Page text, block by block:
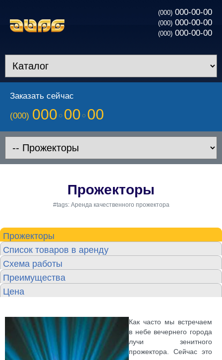
(000) 000-00-00
(000) 000-00-00
(000) 000-00-00
Заказать сейчас
(000) 000 00 00
Прожекторы
#tags: Аренда качественного прожектора
Прожекторы
Список товаров в аренду
Схема работы
Преимущества
Цена
Как часто мы встречаем
в небе вечернего города
лучи зенитного
прожектора. Сейчас это